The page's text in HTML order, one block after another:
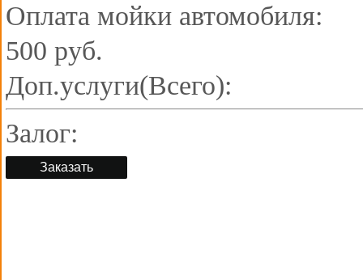
Оплата мойки автомобиля:
500 руб.
Доп.услуги(Всего):
Залог:
Заказать